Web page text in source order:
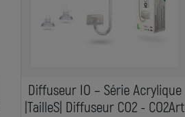
Diffuseur IO – Série Acrylique
|TailleS| Diffuseur CO2 - CO2Art